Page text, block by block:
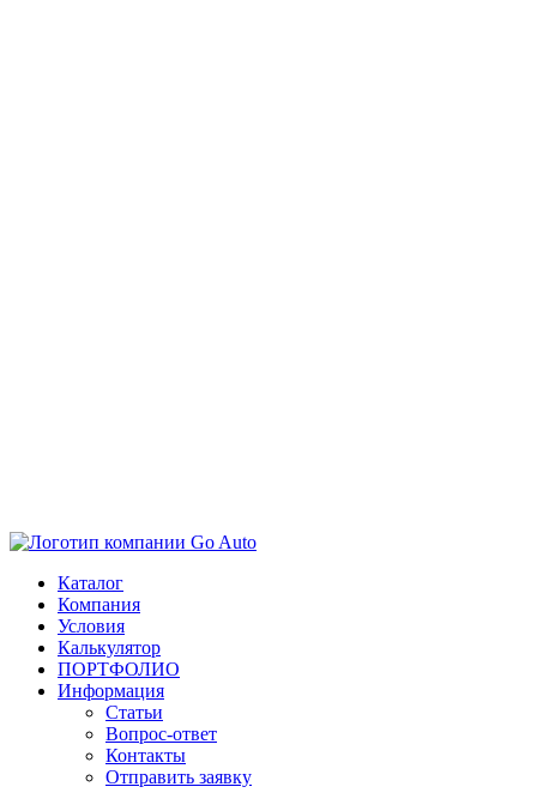
Каталог
Компания
Условия
Калькулятор
ПОРТФОЛИО
Информация
Статьи
Вопрос-ответ
Контакты
Отправить заявку